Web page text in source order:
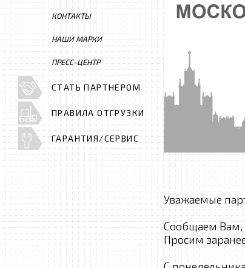
Уважаемые
Сообщаем Вам,
Просим
КОНТАКТЫ
НАШИ МАРКИ
ПРЕСС-ЦЕНТР
СТАТЬ ПАРТНЕРОМ
ПРАВИЛА ОТГРУЗКИ
ГАРАНТИЯ/СЕРВИС